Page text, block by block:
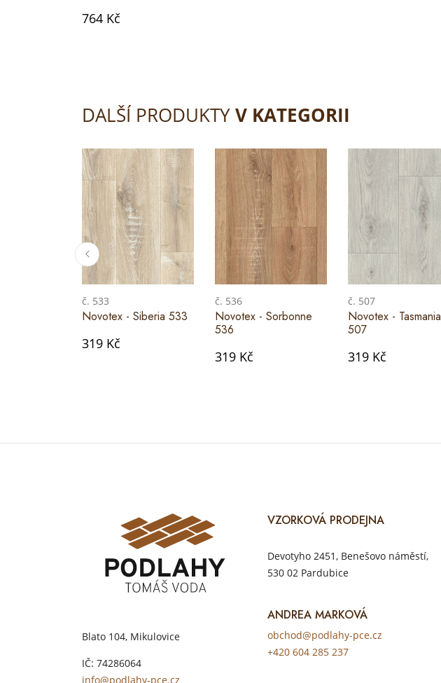
764 Kč
DALŠÍ PRODUKTYV KATEGORII
č. 533
Novotex - Siberia 533
319 Kč
č. 536
Novotex - Sorbonne
536
319 Kč
č. 507
Novotex - Tasmania
507
319 Kč
Blato 104, Mikulovice
IČ: 74286064
info@podlahy-pce.cz
VZORKOVÁ PRODEJNA
Devotyho 2451, Benešovo náměstí,
530 02 Pardubice
ANDREA MARKOVÁ
obchod@podlahy-pce.cz
+420 604 285 237